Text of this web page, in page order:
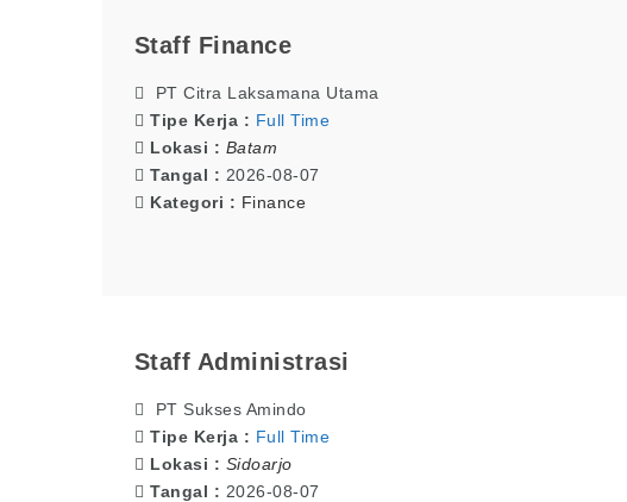
Staff Finance
PT Citra Laksamana Utama
Tipe Kerja : Full Time
Lokasi : Batam
Tangal : 2026-08-07
Kategori : Finance
Staff Administrasi
PT Sukses Amindo
Tipe Kerja : Full Time
Lokasi : Sidoarjo
Tangal : 2026-08-07